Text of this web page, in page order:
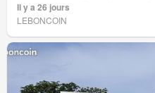
Il y a 26 jours
LEBONCOIN